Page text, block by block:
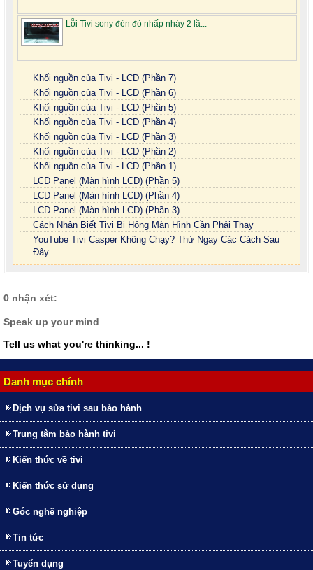
Danh mục chính
Dịch vụ sửa tivi sau bảo hành
Trung tâm bảo hành tivi
Kiến thức về tivi
Kiến thức sử dụng
Góc nghề nghiệp
Tin tức
Tuyển dụng
Lỗi Tivi sony đèn đỏ nhấp nháy 2 lầ...
Khối nguồn của Tivi - LCD (Phần 7)
Khối nguồn của Tivi - LCD (Phần 6)
Khối nguồn của Tivi - LCD (Phần 5)
Khối nguồn của Tivi - LCD (Phần 4)
Khối nguồn của Tivi - LCD (Phần 3)
Khối nguồn của Tivi - LCD (Phần 2)
Khối nguồn của Tivi - LCD (Phần 1)
LCD Panel (Màn hình LCD) (Phần 5)
LCD Panel (Màn hình LCD) (Phần 4)
LCD Panel (Màn hình LCD) (Phần 3)
Cách Nhận Biết Tivi Bị Hỏng Màn Hình Cần Phải Thay
YouTube Tivi Casper Không Chạy? Thử Ngay Các Cách Sau
Đây
0 nhận xét:
Speak up your mind
Tell us what you're thinking... !